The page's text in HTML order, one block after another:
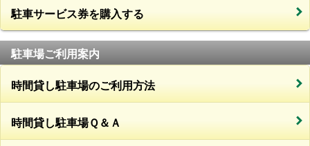
駐車サービス券を購入する
駐車場ご利用案内
時間貸し駐車場のご利用方法
時間貸し駐車場Ｑ＆Ａ